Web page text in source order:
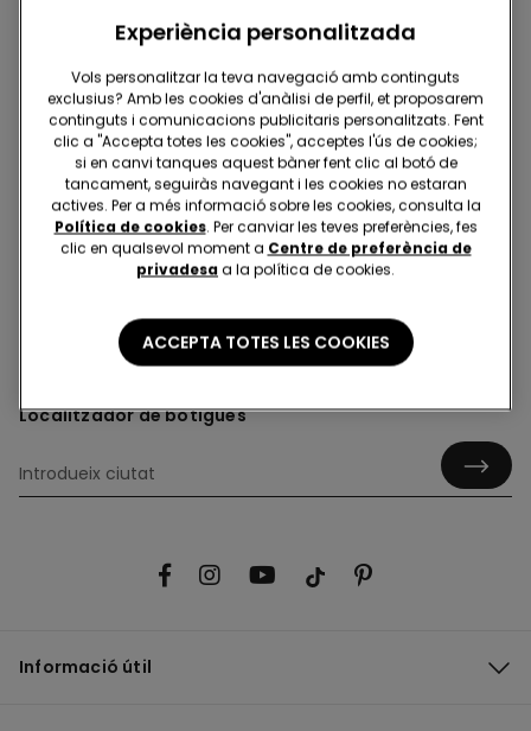
ROBA
BANY
Subscriu-te al butlletí informatiu
Localitzador de botigues
Informació útil
Experiència personalitzada
Vols personalitzar la teva navegació amb continguts
exclusius? Amb les cookies d'anàlisi de perfil, et proposarem
continguts i comunicacions publicitaris personalitzats. Fent
clic a "Accepta totes les cookies", acceptes l'ús de cookies;
si en canvi tanques aquest bàner fent clic al botó de
tancament, seguiràs navegant i les cookies no estaran
actives. Per a més informació sobre les cookies, consulta la
Política de cookies. Per canviar les teves preferències, fes
clic en qualsevol moment a Centre de preferència de
privadesa a la política de cookies.
ACCEPTA TOTES LES COOKIES